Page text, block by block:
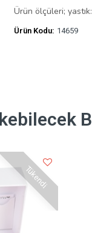
Ürün ölçüleri;
Ürün Kodu: 14659
Tükendi